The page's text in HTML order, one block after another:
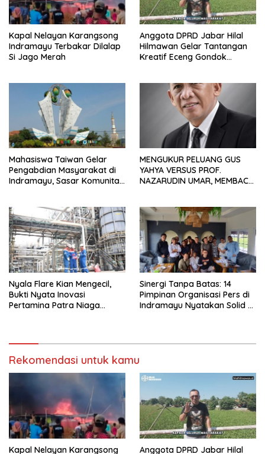
Kapal Nelayan Karangsong
Indramayu Terbakar Dilalap
Si Jago Merah
Anggota DPRD Jabar Hilal
Hilmawan Gelar Tantangan
Kreatif Eceng Gondok
Mahasiswa Taiwan Gelar
Pengabdian Masyarakat di
Indramayu, Sasar Komunitas
MENGUKUR PELUANG GUS
YAHYA VERSUS PROF.
NAZARUDIN UMAR, MEMBACA
Nyala Flare Kian Mengecil,
Bukti Nyata Inovasi
Pertamina Patra Niaga
Sinergi Tanpa Batas: 14
Pimpinan Organisasi Pers di
Indramayu Nyatakan Solid di
Rekomendasi untuk kamu
Kapal Nelayan Karangsong
Anggota DPRD Jabar Hilal